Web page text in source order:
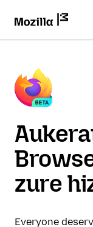
zure
Everyone